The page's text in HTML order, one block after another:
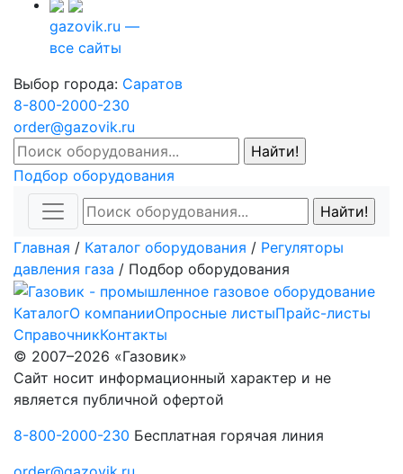
gazovik.ru —
все сайты
Выбор города: Саратов
8-800-2000-230
order@gazovik.ru
Подбор оборудования
Главная / Каталог оборудования / Регуляторы
давления газа / Подбор оборудования
КаталогО компанииОпросные листыПрайс-листы
СправочникКонтакты
© 2007–2026 «Газовик»
Сайт носит информационный характер и не
является публичной офертой
8-800-2000-230 Бесплатная горячая линия